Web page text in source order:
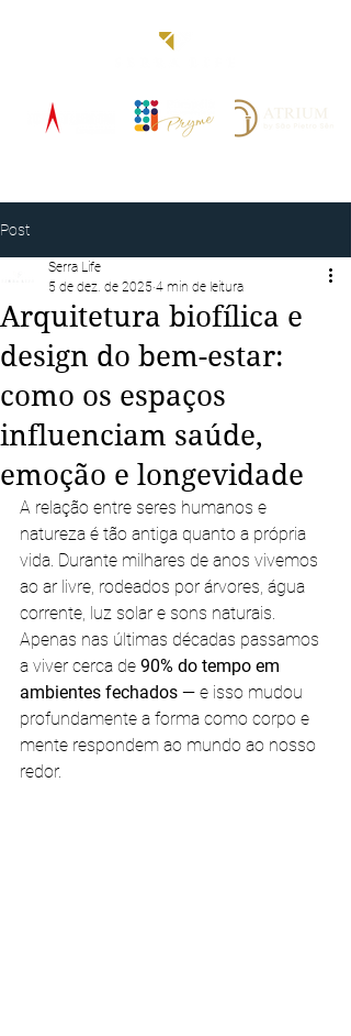
Post
Arquitetura biofílica e
design do bem-estar:
como os espaços
influenciam saúde,
emoção e longevidade
Serra Life
5 de dez. de 2025 4 min de leitura
A relação entre seres humanos e
natureza é tão antiga quanto a própria
vida. Durante milhares de anos vivemos
ao ar livre, rodeados por árvores, água
corrente, luz solar e sons naturais.
Apenas nas últimas décadas passamos
a viver cerca de 90% do tempo em
ambientes fechados — e isso mudou
profundamente a forma como corpo e
mente respondem ao mundo ao nosso
redor.